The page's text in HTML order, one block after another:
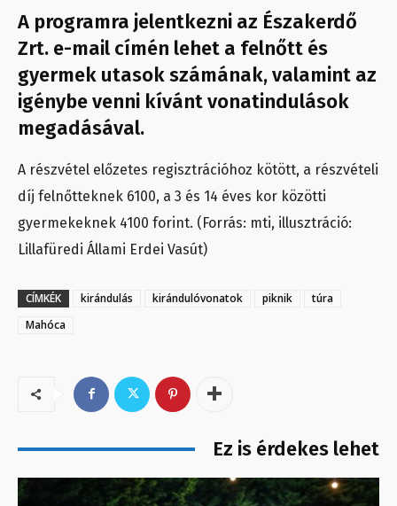
A programra jelentkezni az Északerdő
Zrt. e-mail címén lehet a felnőtt és
gyermek utasok számának, valamint az
igénybe venni kívánt vonatindulások
megadásával.
A részvétel előzetes regisztrációhoz kötött, a részvételi
díj felnőtteknek 6100, a 3 és 14 éves kor közötti
gyermekeknek 4100 forint. (Forrás: mti, illusztráció:
Lillafüredi Állami Erdei Vasút)
CÍMKÉK kirándulás kirándulóvonatok piknik
túra
Mahóca
Ez is érdekes lehet